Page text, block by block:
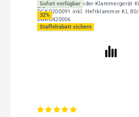
Sofort verfügbar
32%
Staffelrabatt sichern